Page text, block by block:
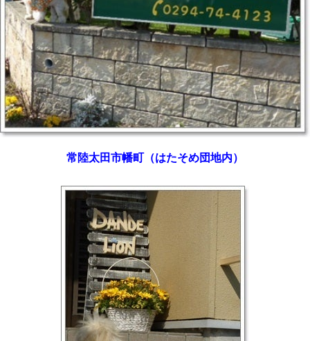
常陸太田市幡町（はたそめ団地内）